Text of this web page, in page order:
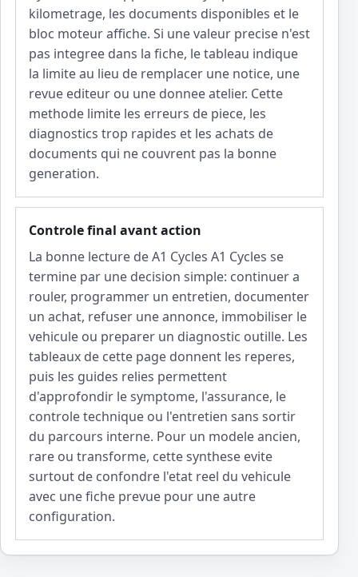
kilometrage, les documents disponibles et le
bloc moteur affiche. Si une valeur precise n'est
pas integree dans la fiche, le tableau indique
la limite au lieu de remplacer une notice, une
revue editeur ou une donnee atelier. Cette
methode limite les erreurs de piece, les
diagnostics trop rapides et les achats de
documents qui ne couvrent pas la bonne
generation.
Controle final avant action
La bonne lecture de A1 Cycles A1 Cycles se
termine par une decision simple: continuer a
rouler, programmer un entretien, documenter
un achat, refuser une annonce, immobiliser le
vehicule ou preparer un diagnostic outille. Les
tableaux de cette page donnent les reperes,
puis les guides relies permettent
d'approfondir le symptome, l'assurance, le
controle technique ou l'entretien sans sortir
du parcours interne. Pour un modele ancien,
rare ou transforme, cette synthese evite
surtout de confondre l'etat reel du vehicule
avec une fiche prevue pour une autre
configuration.